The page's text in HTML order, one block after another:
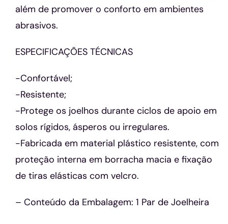
além de promover o conforto em ambientes
abrasivos.
ESPECIFICAÇÕES TÉCNICAS
-Confortável;
-Resistente;
-Protege os joelhos durante ciclos de apoio em
solos rígidos, ásperos ou irregulares.
-Fabricada em material plástico resistente, com
proteção interna em borracha macia e fixação
de tiras elásticas com velcro.
– Conteúdo da Embalagem: 1 Par de Joelheira